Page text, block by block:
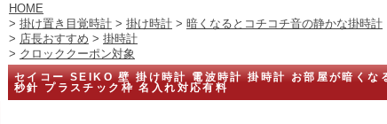
HOME
> 掛け置き目覚時計 > 掛け時計 > 暗くなるとコチコチ音の静かな掛時計
> 店長おすすめ > 掛時計
> クロッククーポン対象
セイコー SEIKO 壁 掛け時計 電波時計 掛時計 お部屋が暗く
秒針 プラスチック枠 名入れ対応有料